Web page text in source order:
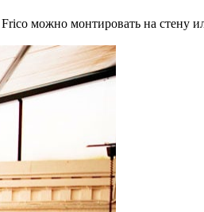
можно монтировать на стену